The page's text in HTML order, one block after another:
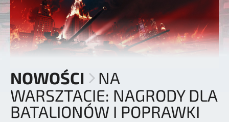
NOWOŚCI
NA
WARSZTACIE: NAGRODY DLA
BATALIONÓW I POPRAWKI